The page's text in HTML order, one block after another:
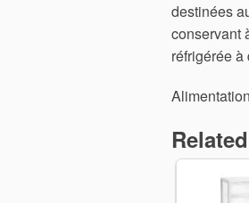
destinées
conservant
réfrigérée